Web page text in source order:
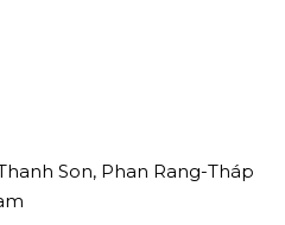
Son, Phan Rang-Tháp